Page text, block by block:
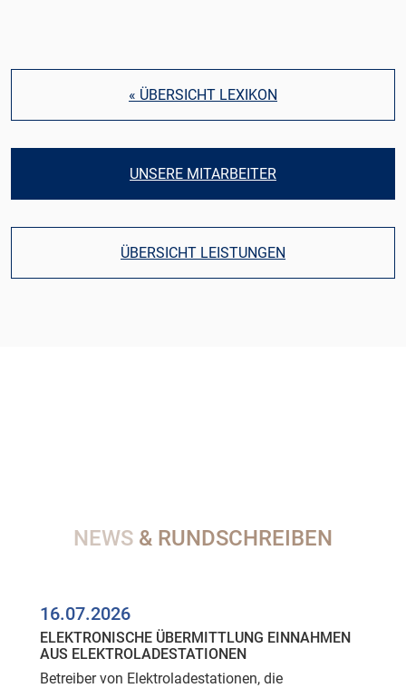
« ÜBERSICHT LEXIKON
UNSERE MITARBEITER
ÜBERSICHT LEISTUNGEN
NEWS & RUNDSCHREIBEN
16.07.2026
ELEKTRONISCHE ÜBERMITTLUNG EINNAHMEN
AUS ELEKTROLADESTATIONEN
Betreiber von Elektroladestationen, die